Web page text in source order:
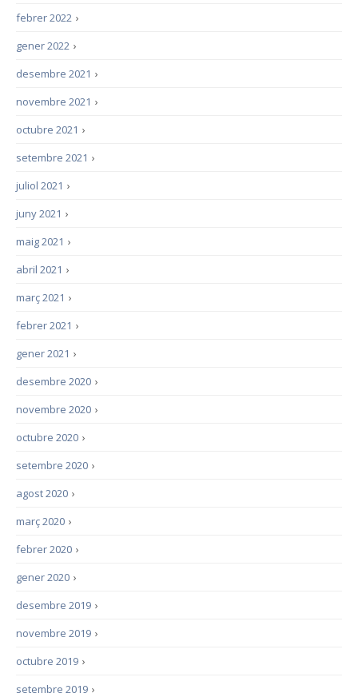
›
febrer 2022
›
gener 2022
›
desembre 2021
›
novembre 2021
›
octubre 2021
›
setembre 2021
›
juliol 2021
›
juny 2021
›
maig 2021
›
abril 2021
›
març 2021
›
febrer 2021
›
gener 2021
›
desembre 2020
›
novembre 2020
›
octubre 2020
›
setembre 2020
›
agost 2020
›
març 2020
›
febrer 2020
›
gener 2020
›
desembre 2019
›
novembre 2019
›
octubre 2019
›
setembre 2019